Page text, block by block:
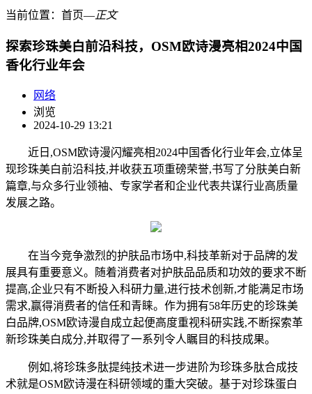
当前位置： 首页―正文
探索珍珠美白前沿科技，OSM欧诗漫亮相2024中国
香化行业年会
网络
浏览
2024-10-29 13:21
近日,OSM欧诗漫闪耀亮相2024中国香化行业年会,立体呈
现珍珠美白前沿科技,并收获五项重磅荣誉,书写了分肤美白新
篇章,与众多行业领袖、专家学者和企业代表共谋行业高质量
发展之路。
在当今竞争激烈的护肤品市场中,科技革新对于品牌的发
展具有重要意义。随着消费者对护肤品品质和功效的要求不断
提高,企业只有不断投入科研力量,进行技术创新,才能满足市场
需求,赢得消费者的信任和青睐。作为拥有58年历史的珍珠美
白品牌,OSM欧诗漫自成立起便高度重视科研实践,不断探索革
新珍珠美白成分,并取得了一系列令人瞩目的科技成果。
例如,将珍珠多肽提纯技术进一步进阶为珍珠多肽合成技
术就是OSM欧诗漫在科研领域的重大突破。基于对珍珠蛋白